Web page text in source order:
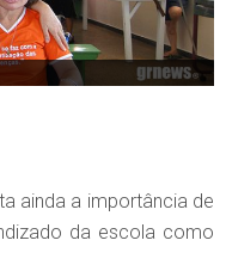
ainda a importância de
da escola como